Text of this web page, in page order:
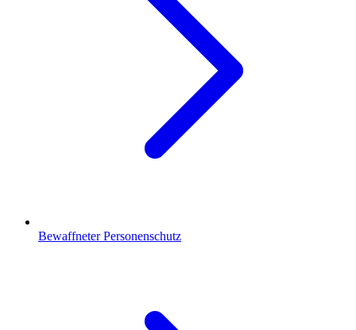
Bewaffneter Personenschutz